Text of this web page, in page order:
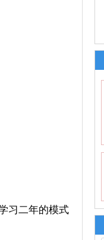
习二年的模式